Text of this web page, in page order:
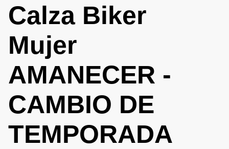
Calza Biker
Mujer
AMANECER -
CAMBIO DE
TEMPORADA